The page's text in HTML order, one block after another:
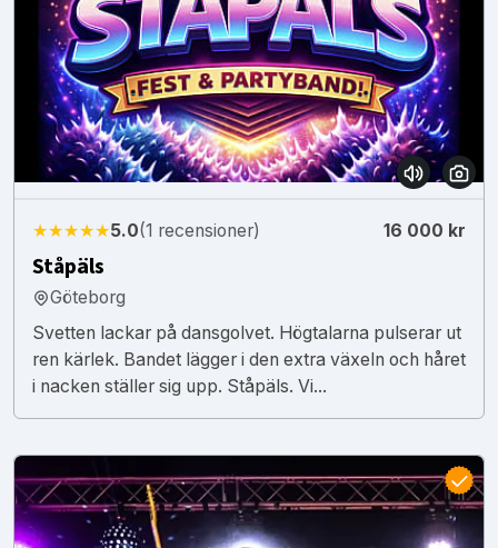
★★★★★5.0(1 recensioner) 16 000 kr
Ståpäls
Göteborg
Svetten lackar på dansgolvet. Högtalarna pulserar ut
ren kärlek. Bandet lägger i den extra växeln och håret
i nacken ställer sig upp. Ståpäls. Vi...